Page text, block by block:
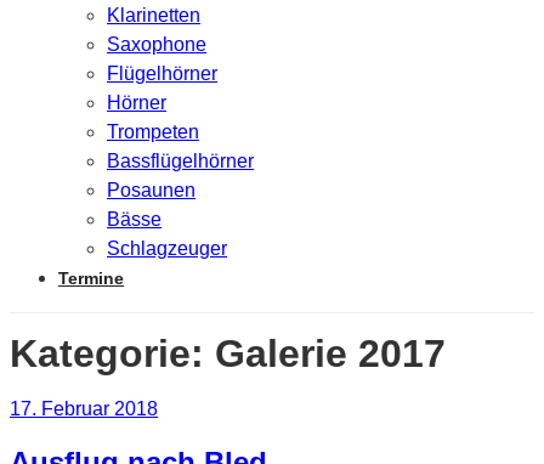
Klarinetten
Saxophone
Flügelhörner
Hörner
Trompeten
Bassflügelhörner
Posaunen
Bässe
Schlagzeuger
Termine
Kategorie: Galerie 2017
Veröffentlicht
17. Februar 2018